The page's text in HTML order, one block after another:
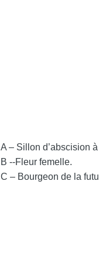
A – Sillon d’abscision
B --Fleur femelle.
C – Bourgeon de la